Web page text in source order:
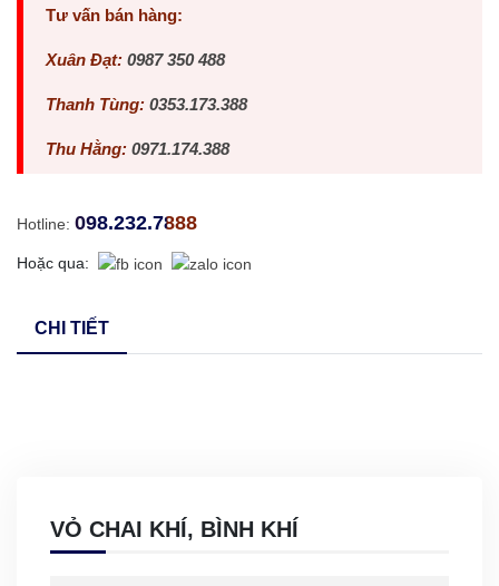
Tư vấn bán hàng:
Xuân Đạt: 0987 350 488
Thanh Tùng: 0353.173.388
Thu Hằng: 0971.174.388
Hotline: 098.232.7888
Hoặc qua:
CHI TIẾT
VỎ CHAI KHÍ, BÌNH KHÍ